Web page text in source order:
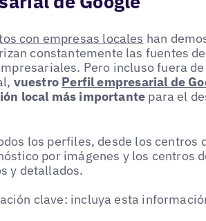
con empresas locales han
constantemente las fuentes
Pero incluso fuera
vuestro Perfil empresarial de
local más importante para el
los perfiles, desde los centros
por imágenes y los centros
y detallados.
clave: incluya esta